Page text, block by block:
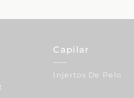
Capilar
Injertos De Pelo